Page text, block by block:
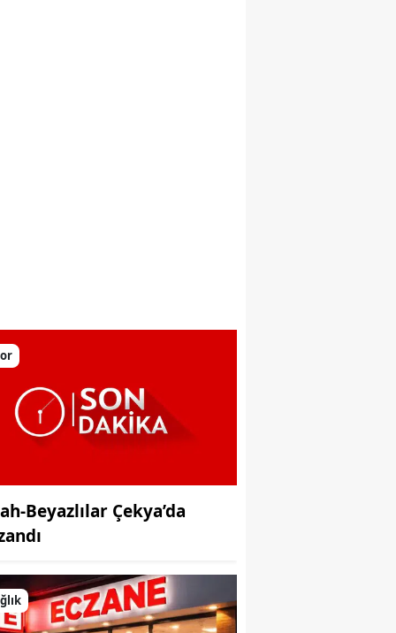
Beyazlılar Çekya’da